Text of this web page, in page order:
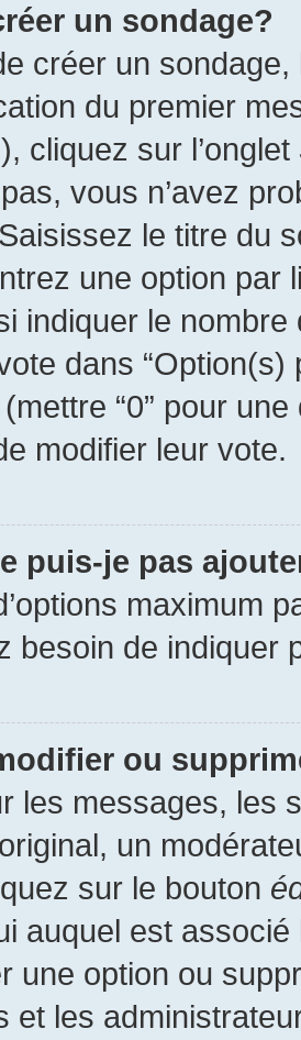
un sondage?
créer un
du premier
cliquez sur l’onglet
vous n’avez
le titre du
une option par
indiquer le
dans “Option(s)
“0” pour
modifier leur vote.
puis-je pas
maximum
besoin de indiquer
ou
les messages, les
un
sur le bouton
auquel est associé
une option ou
et les